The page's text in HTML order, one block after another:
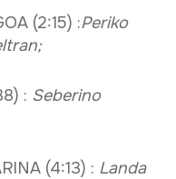
(2:15) :Periko
: Seberino
(4:13) : Landa